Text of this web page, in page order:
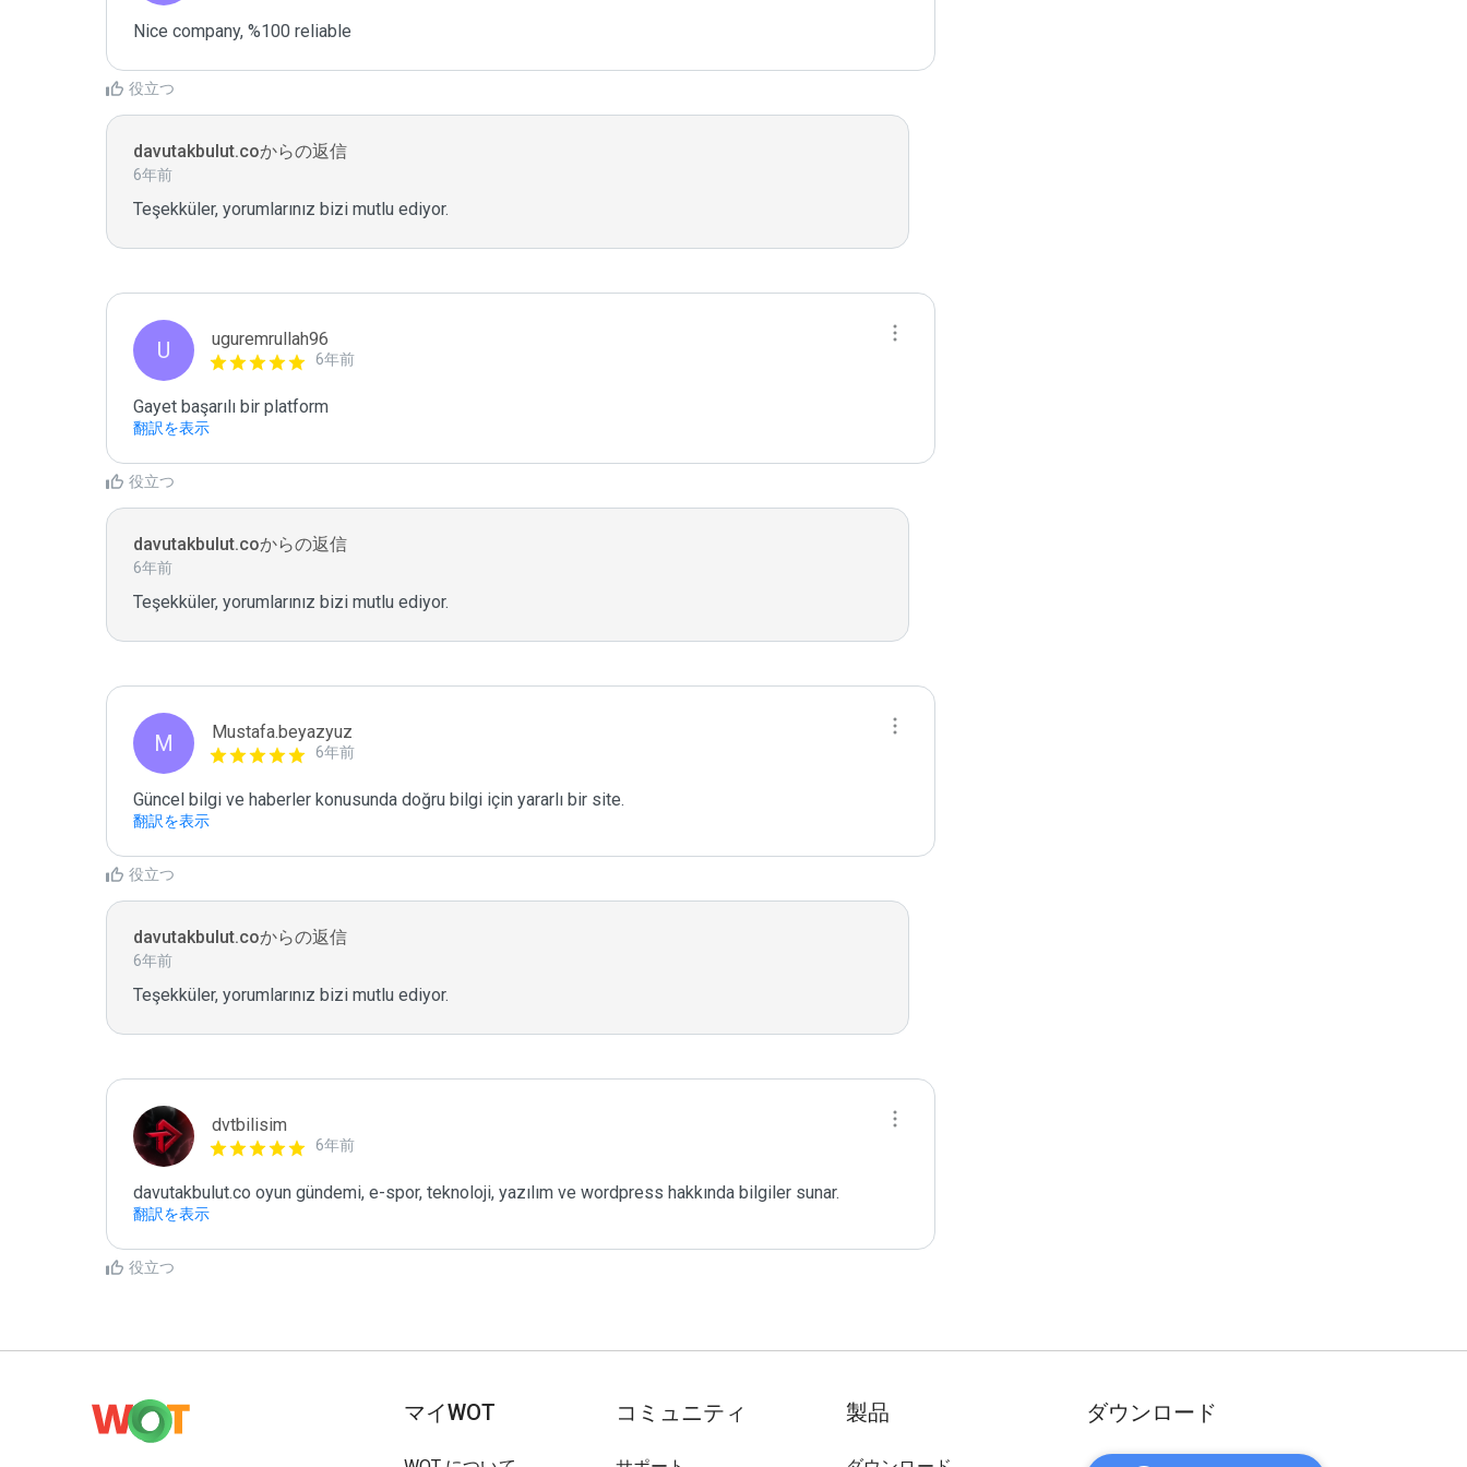
Nice company, %100 reliable
役立つ
davutakbulut.coからの返信
6年前
Teşekküler, yorumlarınız bizi mutlu ediyor.
U uguremrullah96
6年前
Gayet başarılı bir platform
翻訳を表示
役立つ
davutakbulut.coからの返信
6年前
Teşekküler, yorumlarınız bizi mutlu ediyor.
M Mustafa.beyazyuz
6年前
Güncel bilgi ve haberler konusunda doğru bilgi için yararlı bir site.
翻訳を表示
役立つ
davutakbulut.coからの返信
6年前
Teşekküler, yorumlarınız bizi mutlu ediyor.
dvtbilisim
6年前
davutakbulut.co oyun gündemi, e-spor, teknoloji, yazılım ve wordpress hakkında bilgiler sunar.
翻訳を表示
役立つ
マイWOT コミュニティ 製品 ダウンロード